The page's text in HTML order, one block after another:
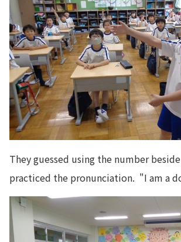
They guessed using the number
practiced the pronunciation. "I am a